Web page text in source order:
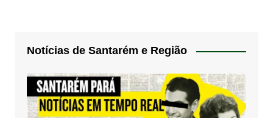
Notícias de Santarém e Região